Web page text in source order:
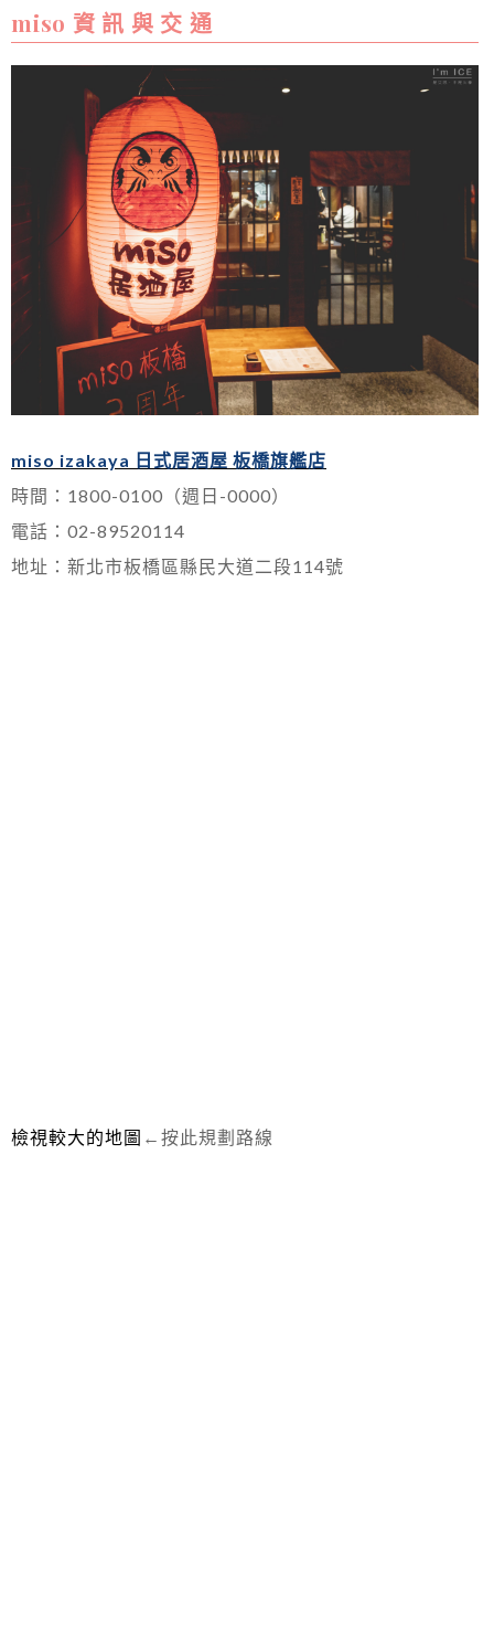
miso 資 訊 與 交 通
miso izakaya 日式居酒屋 板橋旗艦店
時間：1800-0100（週日-0000）
電話：02-89520114
地址：新北市板橋區縣民大道二段114號
檢視較大的地圖 ←按此規劃路線